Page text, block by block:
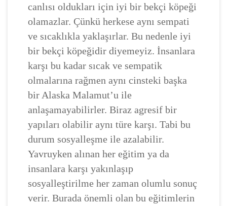
canlısı oldukları için iyi bir bekçi köpeği
olamazlar. Çünkü herkese aynı sempati
ve sıcaklıkla yaklaşırlar. Bu nedenle iyi
bir bekçi köpeğidir diyemeyiz. İnsanlara
karşı bu kadar sıcak ve sempatik
olmalarına rağmen aynı cinsteki başka
bir Alaska Malamut’u ile
anlaşamayabilirler. Biraz agresif bir
yapıları olabilir aynı türe karşı. Tabi bu
durum sosyalleşme ile azalabilir.
Yavruyken alınan her eğitim ya da
insanlara karşı yakınlaşıp
sosyalleştirilme her zaman olumlu sonuç
verir. Burada önemli olan bu eğitimlerin